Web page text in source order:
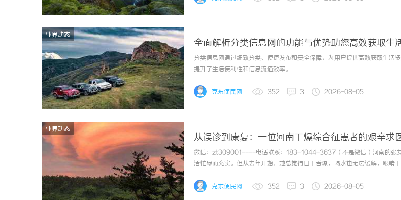
业界动态
全面解析分类信息网的功能与优势助您高效获取生
分类信息网通过细致分类、便捷发布和安全保障，为用户提供高效获取生活
提升了生活便利性和信息流通效率。
克东便民网 352 3 2026-08-05
业界动态
从误诊到康复：一位河南干燥综合征患者的艰辛求
微信：zt309001----电话联系：183-1044-3637（不是微信）河南的张
活忙碌而充实。但从去年开始，她总觉得口干舌燥，喝水也无法缓解，眼睛
品，甚至中药调理，症状却一天天加重。直到今年初，她才被正式确诊为...
克东便民网 352 3 2026-08-05
业